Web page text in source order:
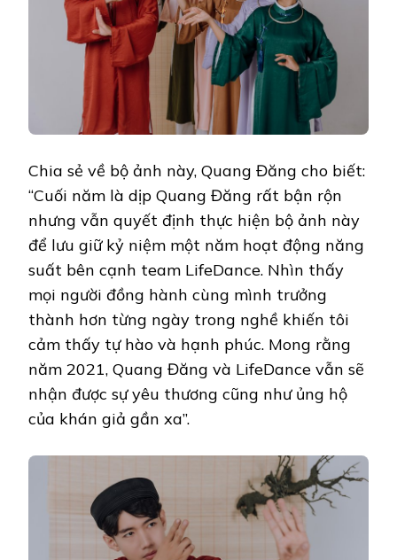
Chia sẻ về bộ ảnh này, Quang Đăng cho biết:
“Cuối năm là dịp Quang Đăng rất bận rộn
nhưng vẫn quyết định thực hiện bộ ảnh này
để lưu giữ kỷ niệm một năm hoạt động năng
suất bên cạnh team LifeDance. Nhìn thấy
mọi người đồng hành cùng mình trưởng
thành hơn từng ngày trong nghề khiến tôi
cảm thấy tự hào và hạnh phúc. Mong rằng
năm 2021, Quang Đăng và LifeDance vẫn sẽ
nhận được sự yêu thương cũng như ủng hộ
của khán giả gần xa”.